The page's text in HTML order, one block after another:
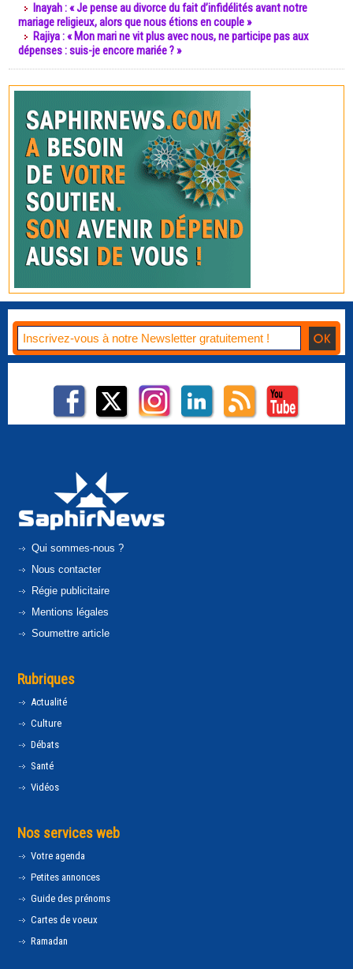
Inayah : « Je pense au divorce du fait d’infidélités avant notre
mariage religieux, alors que nous étions en couple »
Rajiya : « Mon mari ne vit plus avec nous, ne participe pas aux
dépenses : suis-je encore mariée ? »
Qui sommes-nous ?
Nous contacter
Régie publicitaire
Mentions légales
Soumettre article
Rubriques
Actualité
Culture
Débats
Santé
Vidéos
Nos services web
Votre agenda
Petites annonces
Guide des prénoms
Cartes de voeux
Ramadan